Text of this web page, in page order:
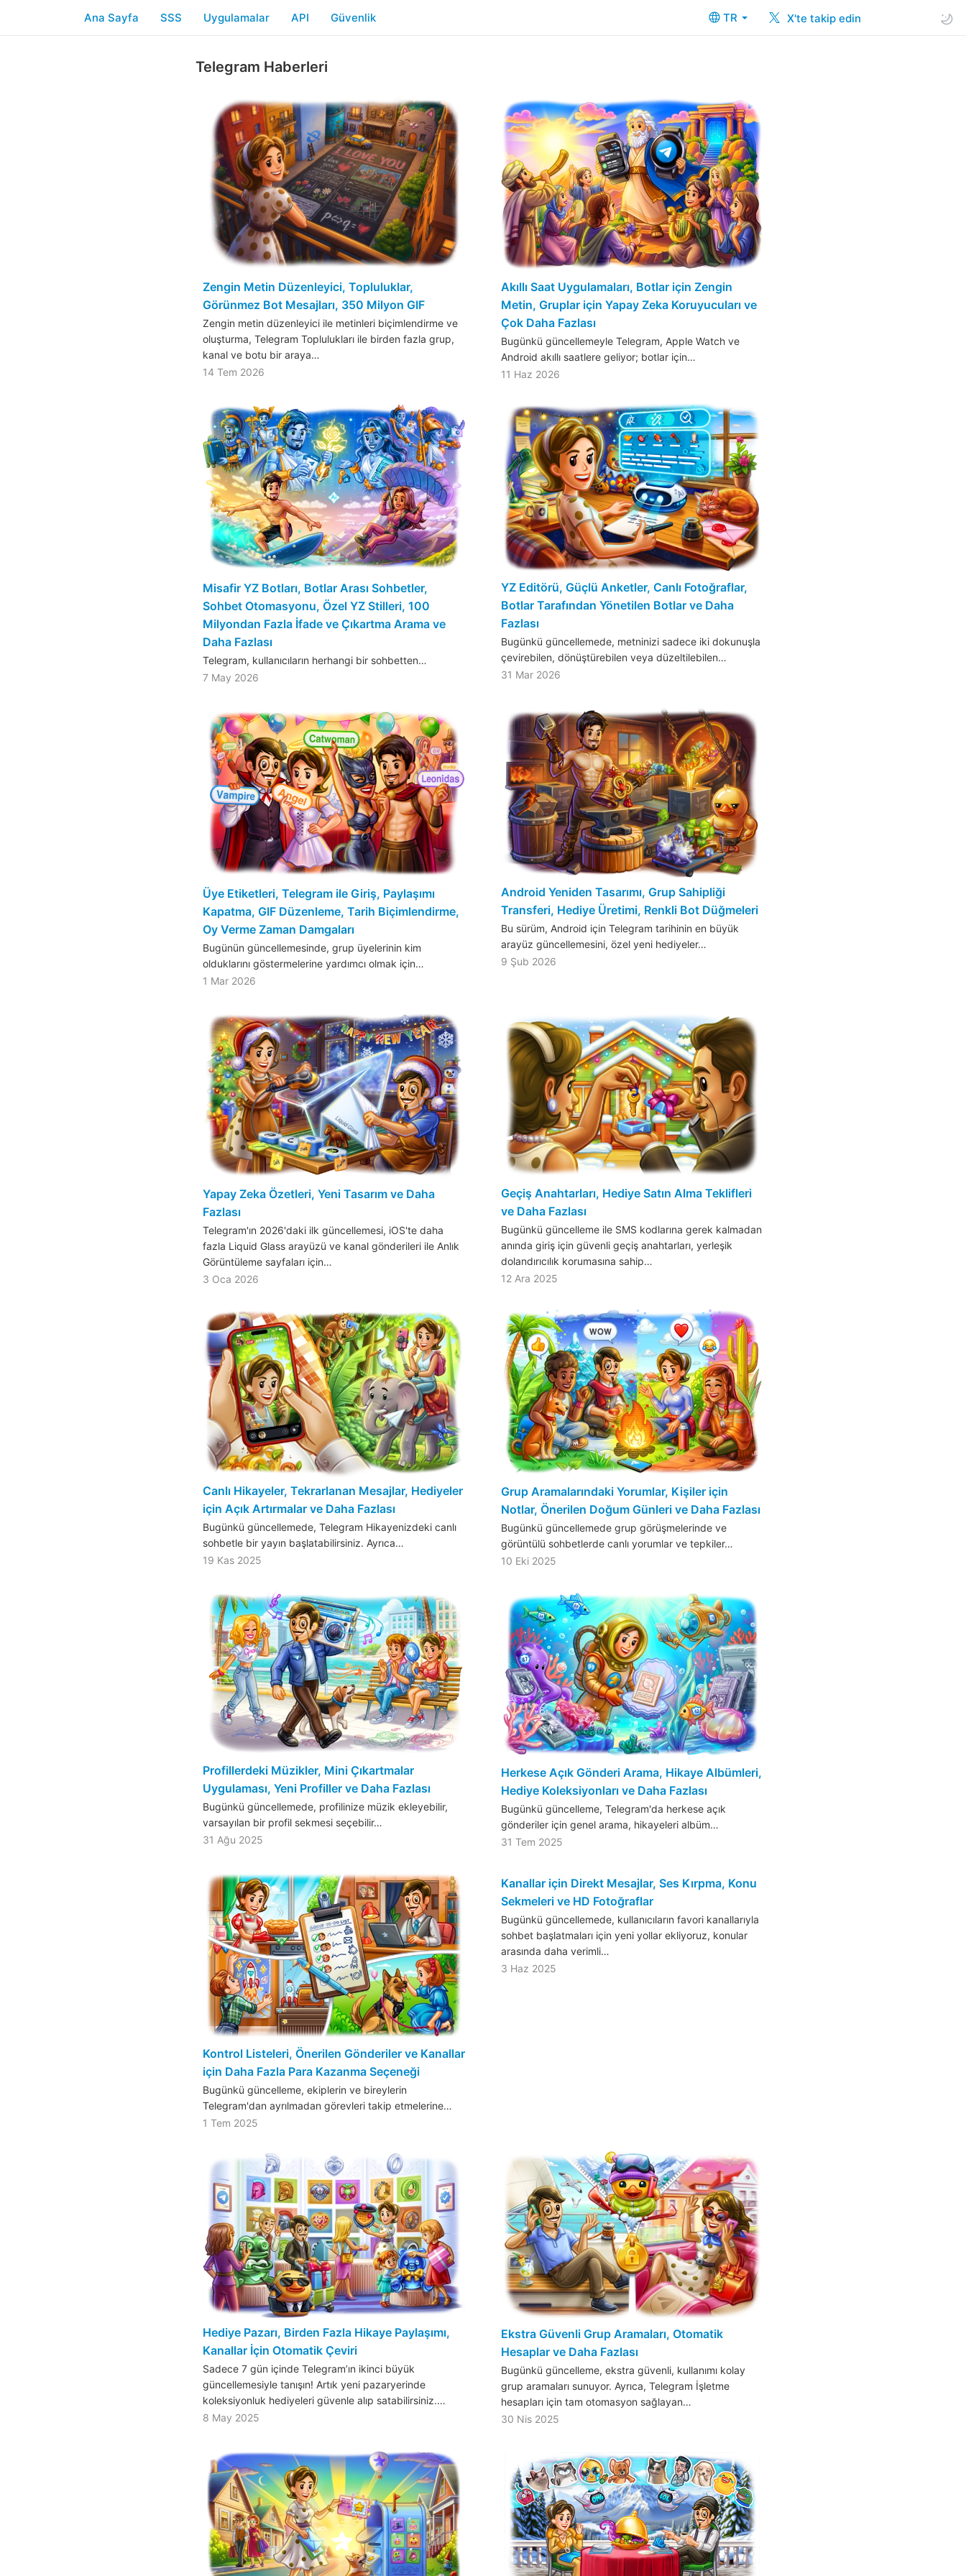
TR X'te takip edin
Ana Sayfa SSS Uygulamalar API Güvenlik
Telegram Haberleri
Zengin Metin Düzenleyici, Topluluklar,
Görünmez Bot Mesajları, 350 Milyon GIF
Zengin metin düzenleyici ile metinleri biçimlendirme ve
oluşturma, Telegram Toplulukları ile birden fazla grup,
kanal ve botu bir araya…
14 Tem 2026
Akıllı Saat Uygulamaları, Botlar için Zengin
Metin, Gruplar için Yapay Zeka Koruyucuları ve
Çok Daha Fazlası
Bugünkü güncellemeyle Telegram, Apple Watch ve
Android akıllı saatlere geliyor; botlar için…
11 Haz 2026
Misafir YZ Botları, Botlar Arası Sohbetler,
Sohbet Otomasyonu, Özel YZ Stilleri, 100
Milyondan Fazla İfade ve Çıkartma Arama ve
Daha Fazlası
Telegram, kullanıcıların herhangi bir sohbetten…
7 May 2026
YZ Editörü, Güçlü Anketler, Canlı Fotoğraflar,
Botlar Tarafından Yönetilen Botlar ve Daha
Fazlası
Bugünkü güncellemede, metninizi sadece iki dokunuşla
çevirebilen, dönüştürebilen veya düzeltilebilen…
31 Mar 2026
Üye Etiketleri, Telegram ile Giriş, Paylaşımı
Kapatma, GIF Düzenleme, Tarih Biçimlendirme,
Oy Verme Zaman Damgaları
Bugünün güncellemesinde, grup üyelerinin kim
olduklarını göstermelerine yardımcı olmak için…
1 Mar 2026
Android Yeniden Tasarımı, Grup Sahipliği
Transferi, Hediye Üretimi, Renkli Bot Düğmeleri
Bu sürüm, Android için Telegram tarihinin en büyük
arayüz güncellemesini, özel yeni hediyeler…
9 Şub 2026
Yapay Zeka Özetleri, Yeni Tasarım ve Daha
Fazlası
Telegram'ın 2026'daki ilk güncellemesi, iOS'te daha
fazla Liquid Glass arayüzü ve kanal gönderileri ile Anlık
Görüntüleme sayfaları için…
3 Oca 2026
Geçiş Anahtarları, Hediye Satın Alma Teklifleri
ve Daha Fazlası
Bugünkü güncelleme ile SMS kodlarına gerek kalmadan
anında giriş için güvenli geçiş anahtarları, yerleşik
dolandırıcılık korumasına sahip…
12 Ara 2025
Canlı Hikayeler, Tekrarlanan Mesajlar, Hediyeler
için Açık Artırmalar ve Daha Fazlası
Bugünkü güncellemede, Telegram Hikayenizdeki canlı
sohbetle bir yayın başlatabilirsiniz. Ayrıca…
19 Kas 2025
Grup Aramalarındaki Yorumlar, Kişiler için
Notlar, Önerilen Doğum Günleri ve Daha Fazlası
Bugünkü güncellemede grup görüşmelerinde ve
görüntülü sohbetlerde canlı yorumlar ve tepkiler…
10 Eki 2025
Profillerdeki Müzikler, Mini Çıkartmalar
Uygulaması, Yeni Profiller ve Daha Fazlası
Bugünkü güncellemede, profilinize müzik ekleyebilir,
varsayılan bir profil sekmesi seçebilir…
31 Ağu 2025
Herkese Açık Gönderi Arama, Hikaye Albümleri,
Hediye Koleksiyonları ve Daha Fazlası
Bugünkü güncelleme, Telegram'da herkese açık
gönderiler için genel arama, hikayeleri albüm…
31 Tem 2025
Kontrol Listeleri, Önerilen Gönderiler ve Kanallar
için Daha Fazla Para Kazanma Seçeneği
Bugünkü güncelleme, ekiplerin ve bireylerin
Telegram'dan ayrılmadan görevleri takip etmelerine…
1 Tem 2025
Kanallar için Direkt Mesajlar, Ses Kırpma, Konu
Sekmeleri ve HD Fotoğraflar
Bugünkü güncellemede, kullanıcıların favori kanallarıyla
sohbet başlatmaları için yeni yollar ekliyoruz, konular
arasında daha verimli…
3 Haz 2025
Hediye Pazarı, Birden Fazla Hikaye Paylaşımı,
Kanallar İçin Otomatik Çeviri
Sadece 7 gün içinde Telegram’ın ikinci büyük
güncellemesiyle tanışın! Artık yeni pazaryerinde
koleksiyonluk hediyeleri güvenle alıp satabilirsiniz.…
8 May 2025
Ekstra Güvenli Grup Aramaları, Otomatik
Hesaplar ve Daha Fazlası
Bugünkü güncelleme, ekstra güvenli, kullanımı kolay
grup aramaları sunuyor. Ayrıca, Telegram İşletme
hesapları için tam otomasyon sağlayan…
30 Nis 2025